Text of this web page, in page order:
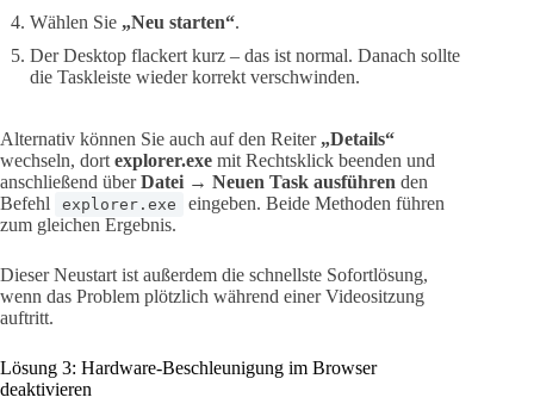
Wählen Sie „Neu starten“.
Der Desktop flackert kurz – das ist normal. Danach sollte
die Taskleiste wieder korrekt verschwinden.
Alternativ können Sie auch auf den Reiter „Details“
wechseln, dort explorer.exe mit Rechtsklick beenden und
anschließend überDatei → Neuen Task ausführen den
Befehl
explorer.exe
eingeben. Beide Methoden führen
zum gleichen Ergebnis.
Dieser Neustart ist außerdem die schnellste Sofortlösung,
wenn das Problem plötzlich während einer Videositzung
auftritt.
Lösung 3: Hardware-Beschleunigung im Browser
deaktivieren